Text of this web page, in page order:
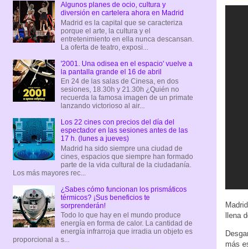
llena
más
Algunos planes de ocio, cultura y
diversión en cartelera ahora en Madrid
Madrid es la capital que se caracteriza
porque el arte, la cultura y el
entretenimiento en ella nunca descansan.
La oferta de teatro, exposi...
'2001. Una odisea en el espacio' vuelve a
la pantalla grande el 16 de abril
En 24 de las salas de Cinesa, en dos
sesiones, 18.30h y 21.30h ¿Quién no
recuerda la famosa imagen de un primate
lanzando victorioso al air...
Los 22 cines con precios del día del
espectador en las sesiones antes de las
17 h. (lunes a jueves)
Madrid ha sido siempre una ciudad de
cines, espacios que siempre han formado
parte de la vida cultural de la ciudadanía.
Los más mayores rec...
¿Sabes cómo funcionan los prismáticos
térmicos? ¡Sus beneficios te
sorprenderán!
Todo lo que hay en el mundo produce
energía en forma de calor. La cantidad de
energía infrarroja que irradia un objeto es
proporcional a s...